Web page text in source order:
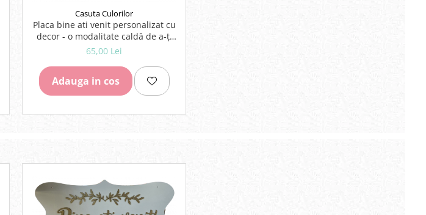
Casuta Culorilor
Placa bine ati venit personalizat cu
decor - o modalitate caldă de a-ți
întâmpina oaspeții!
65,00 Lei
Adauga in cos